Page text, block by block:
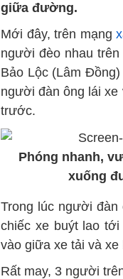
giữa đường.
Mới đây, trên mạng
người đèo nhau
Bảo Lộc (Lâm
người đàn ông lái
trước.
Phóng nhanh,
xuống
Trong lúc người
chiếc xe buýt lao
vào giữa xe tải và
Rất may, 3 người